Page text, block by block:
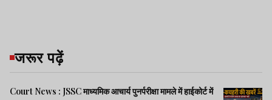
जरूर पढ़ें
Court News : JSSC माध्यमिक आचार्य पुनर्परीक्षा मामले में हाईकोर्ट में